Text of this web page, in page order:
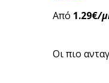
Από 1.29€/
Οι πιο